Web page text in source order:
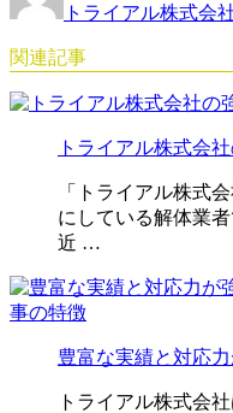
トライアル株式会
関連記事
トライアル株式会
「トライアル株式
にしている解体業
近 …
豊富な実績と対応
トライアル株式会